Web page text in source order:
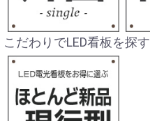
こだわりでLED看板を探す